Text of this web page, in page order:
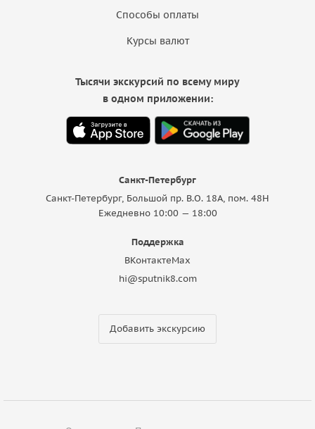
Способы оплаты
Курсы валют
Санкт-Петербург
Санкт-Петербург, Большой пр. В.О. 18A, пом. 48Н
Ежедневно 10:00 — 18:00
Поддержка
ВКонтактеMax
hi@sputnik8.com
Добавить экскурсию
Тысячи экскурсий по всему миру
в одном приложении: